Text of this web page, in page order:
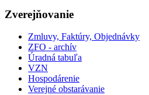
Zverejňovanie
Zmluvy, Faktúry, Objednávky
ZFO - archív
Úradná tabuľa
VZN
Hospodárenie
Verejné obstarávanie